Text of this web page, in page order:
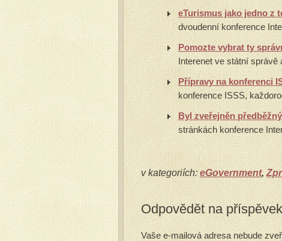
eTurismus jako jedno z
dvoudenní konference
Pomozte vybrat ty
Interenet ve státní správě
Přípravy na konferenci
konference ISSS,
Byl zveřejněn
stránkách konference
v kategoriích: eGovernment,
Odpovědět na příspěvek
Vaše e-mailová adresa nebude